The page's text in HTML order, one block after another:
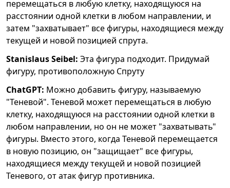
перемещаться в любую клетку, находящуюся на
расстоянии одной клетки в любом направлении, и
затем "захватывает" все фигуры, находящиеся между
текущей и новой позицией спрута.
Stanislaus Seibel: Эта фигура подходит. Придумай
фигуру, противоположную Спруту
ChatGPT: Можно добавить фигуру, называемую
"Теневой". Теневой может перемещаться в любую
клетку, находящуюся на расстоянии одной клетки в
любом направлении, но он не может "захватывать"
фигуры. Вместо этого, когда Теневой перемещается
в новую позицию, он "защищает" все фигуры,
находящиеся между текущей и новой позицией
Теневого, от атак фигур противника.